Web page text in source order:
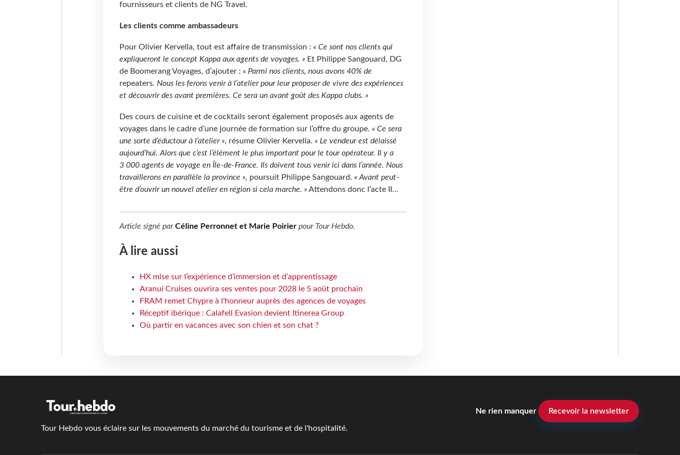
fournisseurs et clients de NG Travel.
Les clients comme ambassadeurs
Pour Olivier Kervella, tout est affaire de transmission : « Ce sont nos clients qui
expliqueront le concept Kappa aux agents de voyages. »Et Philippe Sangouard, DG
de Boomerang Voyages, d’ajouter : « Parmi nos clients, nous avons 40% de
repeaters. Nous les ferons venir à l’atelier pour leur proposer de vivre des expériences
et découvrir des avant premières. Ce sera un avant goût des Kappa clubs. »
Des cours de cuisine et de cocktails seront également proposés aux agents de
voyages dans le cadre d’une journée de formation sur l’offre du groupe. « Ce sera
une sorte d’éductour à l’atelier », résume Olivier Kervella. « Le vendeur est délaissé
aujourd’hui. Alors que c’est l’élément le plus important pour le tour opérateur. Il y a
3 000 agents de voyage en Île-de-France. Ils doivent tous venir ici dans l’année. Nous
travaillerons en parallèle la province », poursuit Philippe Sangouard. « Avant peut-
être d’ouvrir un nouvel atelier en région si cela marche. »Attendons donc l’acte II…
Article signé parCéline Perronnet et Marie Poirierpour Tour Hebdo.
À lire aussi
HX mise sur l’expérience d’immersion et d’apprentissage
Aranui Cruises ouvrira ses ventes pour 2028 le 5 août prochain
FRAM remet Chypre à l'honneur auprès des agences de voyages
Réceptif ibérique : Calafell Evasion devient Itinerea Group
Où partir en vacances avec son chien et son chat ?
Tour Hebdo vous éclaire sur les mouvements du marché du tourisme et de l'hospitalité.
Ne rien manquer Recevoir la newsletter